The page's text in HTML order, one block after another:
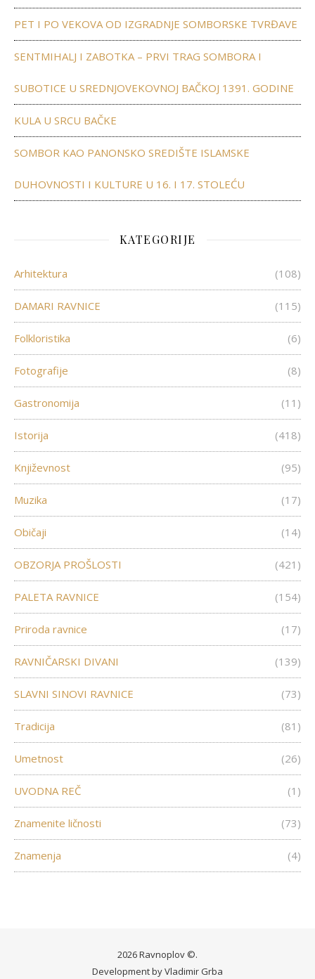
PET I PO VEKOVA OD IZGRADNJE SOMBORSKE TVRĐAVE
SENTMIHALJ I ZABOTKA – PRVI TRAG SOMBORA I
SUBOTICE U SREDNJOVEKOVNOJ BAČKOJ 1391. GODINE
KULA U SRCU BAČKE
SOMBOR KAO PANONSKO SREDIŠTE ISLAMSKE
DUHOVNOSTI I KULTURE U 16. I 17. STOLEĆU
KATEGORIJE
Arhitektura (108)
DAMARI RAVNICE (115)
Folkloristika (6)
Fotografije (8)
Gastronomija (11)
Istorija (418)
Književnost (95)
Muzika (17)
Običaji (14)
OBZORJA PROŠLOSTI (421)
PALETA RAVNICE (154)
Priroda ravnice (17)
RAVNIČARSKI DIVANI (139)
SLAVNI SINOVI RAVNICE (73)
Tradicija (81)
Umetnost (26)
UVODNA REČ (1)
Znamenite ličnosti (73)
Znamenja (4)
2026 Ravnoplov ©.
Development byVladimir Grba